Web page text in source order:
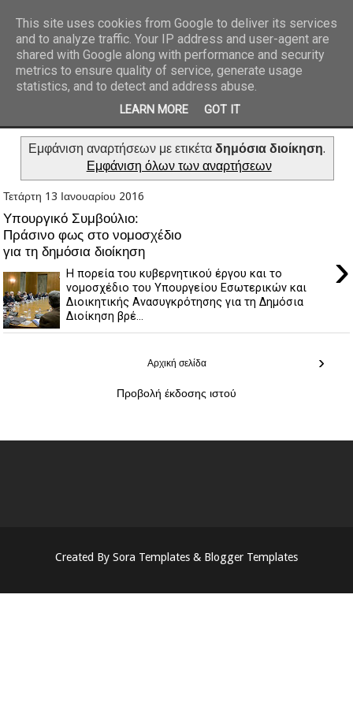
REPORTAZ NET
Εμφάνιση αναρτήσεων με ετικέτα δημόσια διοίκηση.
Εμφάνιση όλων των αναρτήσεων
Τετάρτη 13 Ιανουαρίου 2016
Υπουργικό Συμβούλιο:
Πράσινο φως στο νομοσχέδιο
για τη δημόσια διοίκηση
›
H πορεία του κυβερνητικού έργου και το
νομοσχέδιο του Υπουργείου Εσωτερικών και
Διοικητικής Ανασυγκρότησης για τη Δημόσια
Διοίκηση βρέ...
›
Αρχική σελίδα
Προβολή έκδοσης ιστού
Created By Sora Templates & Blogger Templates
This site uses cookies from Google to deliver its services
and to analyze traffic. Your IP address and user-agent are
shared with Google along with performance and security
metrics to ensure quality of service, generate usage
statistics, and to detect and address abuse.
LEARN MORE GOT IT